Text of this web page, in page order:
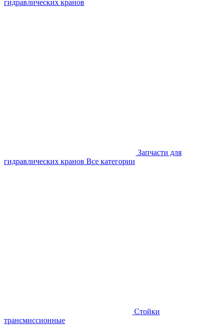
гидравлических кранов
Запчасти для
гидравлических кранов Все категории
Стойки
трансмиссионные